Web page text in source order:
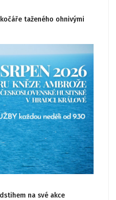
taženého ohnivými
na své akce